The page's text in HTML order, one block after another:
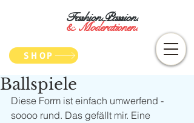
Fashion.Passion.
&Moderationen.
SHOP
Ballspiele
Diese Form ist einfach umwerfend -
soooo rund. Das gefällt mir. Eine